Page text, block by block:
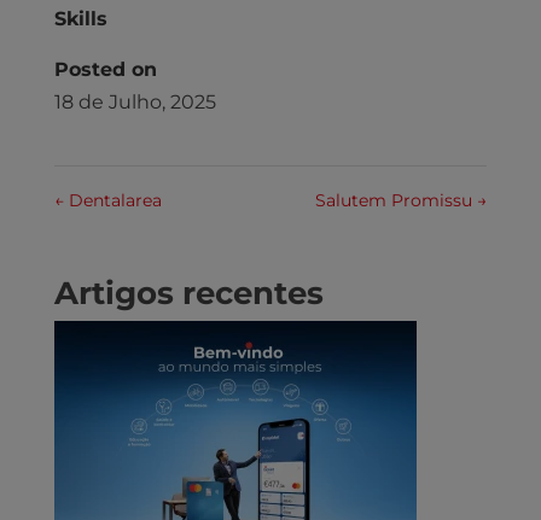
Skills
Posted on
18 de Julho, 2025
←Dentalarea Salutem Promissu →
Artigos recentes